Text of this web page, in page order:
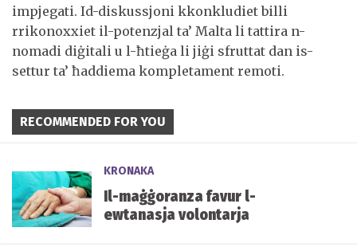
impjegati. Id-diskussjoni kkonkludiet billi
rrikonoxxiet il-potenzjal ta’ Malta li tattira n-
nomadi diġitali u l-ħtieġa li jiġi sfruttat dan is-
settur ta’ ħaddiema kompletament remoti.
RECOMMENDED FOR YOU
KRONAKA
Il-maġġoranza favur l-
ewtanasja volontarja